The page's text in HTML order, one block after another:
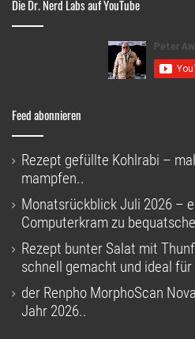
Die Dr. Nerd Labs auf YouTube
Feed abonnieren
Rezept gefüllte Kohlrabi –
mampfen..
Monatsrückblick Juli 2026 –
Computerkram zu
Rezept bunter Salat mit
schnell gemacht und ideal für
der Renpho MorphoScan
Jahr 2026..